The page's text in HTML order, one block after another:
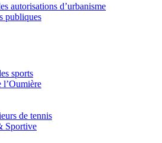
autorisations d’urbanisme
publiques
sports
l’Oumière
de tennis
Sportive